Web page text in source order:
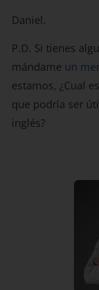
Daniel.
P.D. Si tienes
mándame un
estamos, ¿Cual
que podría ser
inglés?